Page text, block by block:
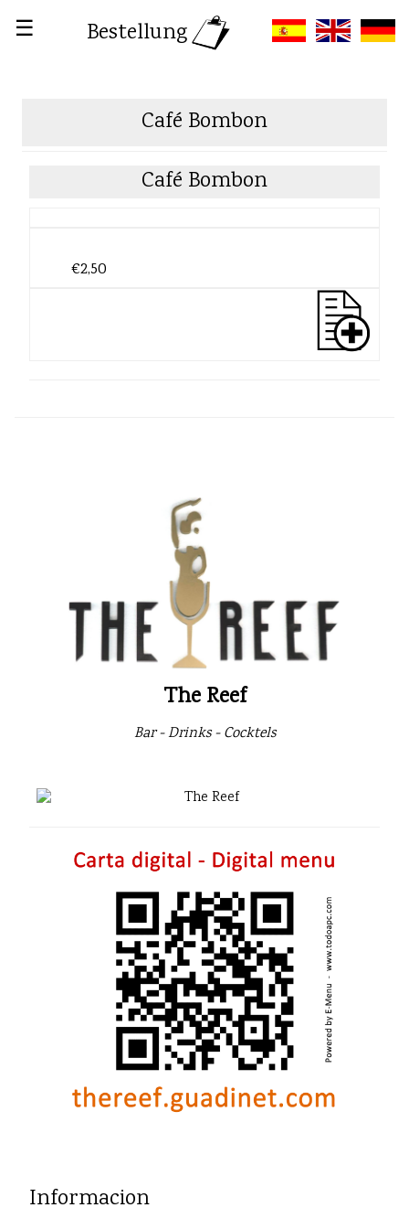
☰ Bestellung
Café Bombon
Café Bombon
€2,50
The Reef
Bar - Drinks - Cocktels
Informacion